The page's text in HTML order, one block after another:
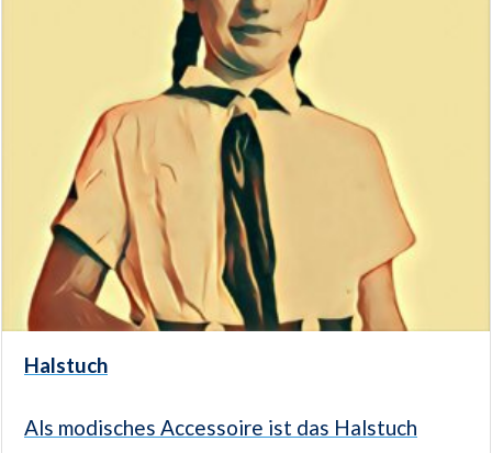
Halstuch
Als modisches Accessoire ist das Halstuch